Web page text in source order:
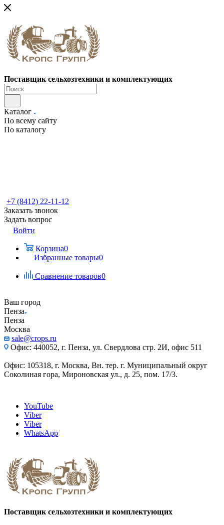
Поставщик сельхозтехники и комплектующих
Каталог
По всему сайту
По каталогу
+7 (8412) 22-11-12
Заказать звонок
Задать вопрос
Войти
Корзина0
Избранные товары0
Сравнение товаров0
Ваш город
Пенза
Пенза
Москва
sale@crops.ru
Офис: 440052, г. Пенза, ул. Свердлова стр. 2И, офис 511
Офис: 105318, г. Москва, Вн. тер. г. Муниципальный округ
Соколиная гора, Мироновская ул., д. 25, пом. 17/3.
YouTube
Viber
Viber
WhatsApp
Поставщик сельхозтехники и комплектующих